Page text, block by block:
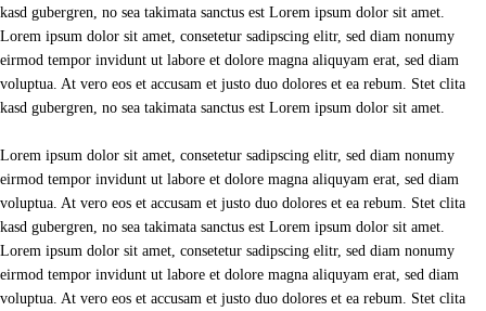
kasd gubergren, no sea takimata sanctus est Lorem ipsum dolor sit amet.
Lorem ipsum dolor sit amet, consetetur sadipscing elitr, sed diam nonumy
eirmod tempor invidunt ut labore et dolore magna aliquyam erat, sed diam
voluptua. At vero eos et accusam et justo duo dolores et ea rebum. Stet clita
kasd gubergren, no sea takimata sanctus est Lorem ipsum dolor sit amet.
Lorem ipsum dolor sit amet, consetetur sadipscing elitr, sed diam nonumy
eirmod tempor invidunt ut labore et dolore magna aliquyam erat, sed diam
voluptua. At vero eos et accusam et justo duo dolores et ea rebum. Stet clita
kasd gubergren, no sea takimata sanctus est Lorem ipsum dolor sit amet.
Lorem ipsum dolor sit amet, consetetur sadipscing elitr, sed diam nonumy
eirmod tempor invidunt ut labore et dolore magna aliquyam erat, sed diam
voluptua. At vero eos et accusam et justo duo dolores et ea rebum. Stet clita